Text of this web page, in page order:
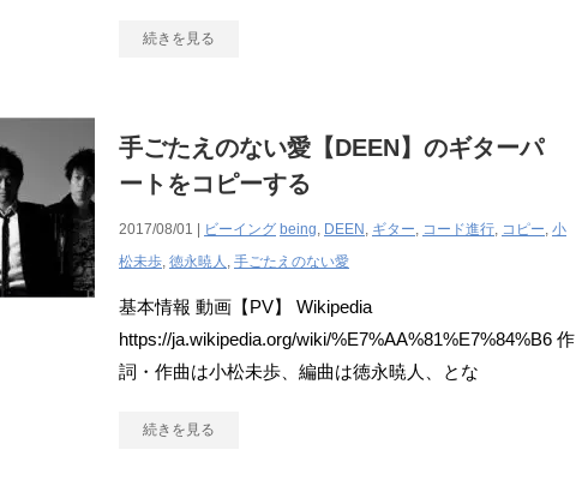
続きを見る
手ごたえのない愛【DEEN】のギターパ
ートをコピーする
2017/08/01 | ビーイング being, DEEN , ギター, コード進行, コピー, 小
松未歩, 徳永暁人 , 手ごたえのない愛
基本情報 動画【PV】 Wikipedia
https://ja.wikipedia.org/wiki/%E7%AA%81%E7%84%B6 作
詞・作曲は小松未歩、編曲は徳永暁人、とな
続きを見る